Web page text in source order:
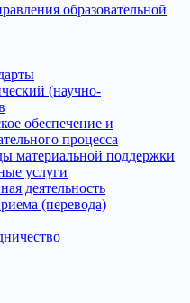
образовательной
(научно-
обеспечение и
процесса
материальной поддержки
услуги
деятельность
(перевода)